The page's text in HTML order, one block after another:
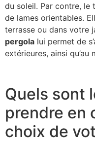
du soleil. Par contre, le
de lames orientables.
terrasse ou dans votre
pergola lui permet de
extérieures, ainsi qu’au
Quels sont
prendre en
choix de